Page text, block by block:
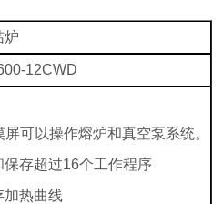
炉
12CWD
屏可以操作熔炉和真空泵系统。
保存超过16个工作程序
加热曲线